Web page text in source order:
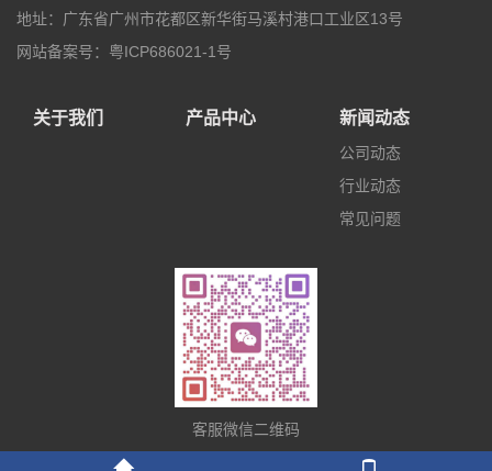
地址：广东省广州市花都区新华街马溪村港口工业区13号
网站备案号：粤ICP686021-1号
关于我们 产品中心 新闻动态
公司动态
行业动态
常见问题
客服微信二维码